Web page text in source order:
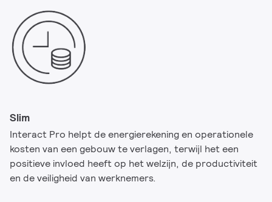
Slim
Interact Pro helpt de energierekening en operationele
kosten van een gebouw te verlagen, terwijl het een
positieve invloed heeft op het welzijn, de productiviteit
en de veiligheid van werknemers.